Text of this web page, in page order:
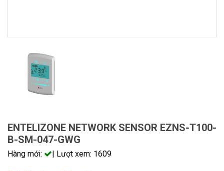
ENTELIZONE NETWORK SENSOR EZNS-T100-
B-SM-047-GWG
Hàng mới: | Lượt xem: 1609